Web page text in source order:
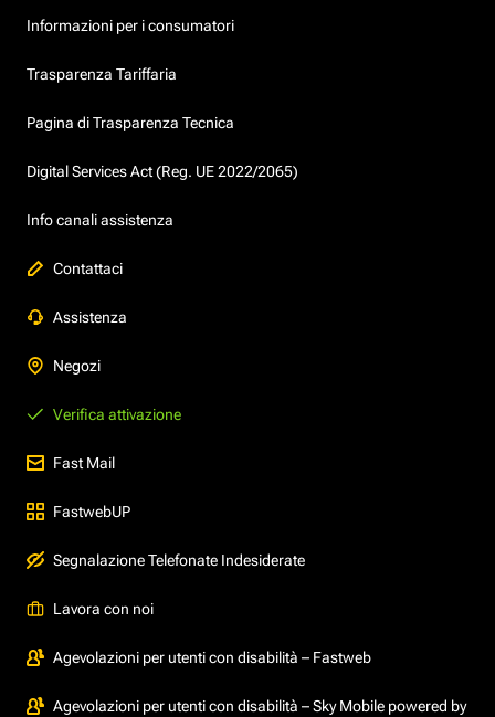
Informazioni per i consumatori
Trasparenza Tariffaria
Pagina di Trasparenza Tecnica
Digital Services Act (Reg. UE 2022/2065)
Info canali assistenza
Contattaci
Assistenza
Negozi
Verifica attivazione
Fast Mail
FastwebUP
Segnalazione Telefonate Indesiderate
Lavora con noi
Agevolazioni per utenti con disabilità – Fastweb
Agevolazioni per utenti con disabilità – Sky Mobile powered by